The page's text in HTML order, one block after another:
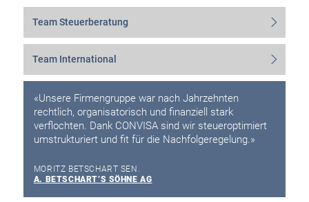
Team Steuerberatung
Team International
«Unsere Firmengruppe war nach Jahrzehnten
rechtlich, organisatorisch und finanziell stark
verflochten. Dank CONVISA sind wir steueroptimiert
umstrukturiert und fit für die Nachfolgeregelung.»
MORITZ BETSCHART SEN.
A. BETSCHART’S SÖHNE AG